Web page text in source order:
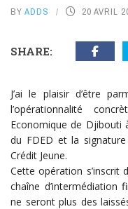
BY ADDS 20 AVRIL
SHARE:
J’ai le plaisir d’être
l’opérationnalité
Economique de Djibouti
du FDED et la
Crédit Jeune.
Cette opération s’inscrit
chaîne d’intermédiation
ne seront plus des